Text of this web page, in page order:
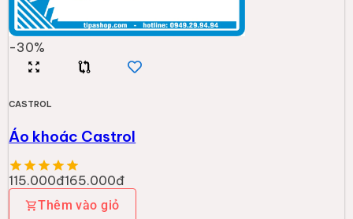
-30%
CASTROL
Áo khoác Castrol
115.000đ165.000đ
Thêm vào giỏ